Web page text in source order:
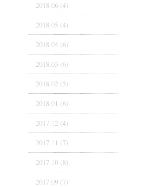
2018.06 (4)
2018.05 (4)
2018.04 (6)
2018.03 (6)
2018.02 (5)
2018.01 (6)
2017.12 (4)
2017.11 (7)
2017.10 (8)
2017.09 (7)